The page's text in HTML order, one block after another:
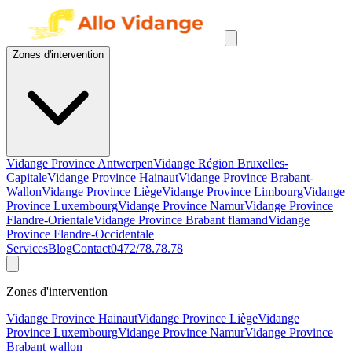
Zones d'intervention
Vidange Province AntwerpenVidange Région Bruxelles-
CapitaleVidange Province HainautVidange Province Brabant-
WallonVidange Province LiègeVidange Province LimbourgVidange
Province LuxembourgVidange Province NamurVidange Province
Flandre-OrientaleVidange Province Brabant flamandVidange
Province Flandre-Occidentale
ServicesBlogContact0472/78.78.78
Zones d'intervention
Vidange Province HainautVidange Province LiègeVidange
Province LuxembourgVidange Province NamurVidange Province
Brabant wallon